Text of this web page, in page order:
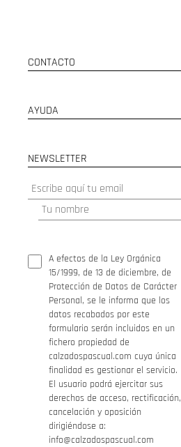
CONTACTO
AYUDA
NEWSLETTER
A efectos de la Ley Orgánica
15/1999, de 13 de diciembre, de
Protección de Datos de Carácter
Personal, se le informa que los
datos recabados por este
formulario serán incluidos en un
fichero propiedad de
calzadospascual.com cuya única
finalidad es gestionar el servicio.
El usuario podrá ejercitar sus
derechos de acceso, rectificación,
cancelación y oposición
dirigiéndose a:
info@calzadospascual.com